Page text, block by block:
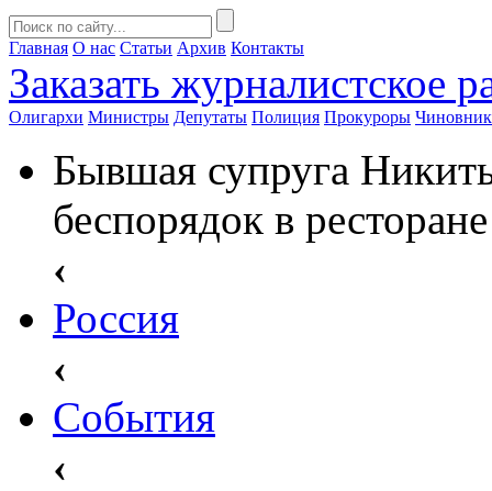
Главная О нас Статьи Архив Контакты
Заказать журналистское
Олигархи Министры Депутаты Полиция Прокуроры
Бывшая супруга
беспорядок в ресторане
‹
Россия
‹
События
‹